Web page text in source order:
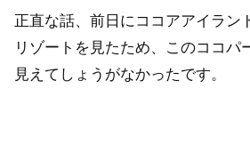
正直な話、前日にココアアイラン
リゾートを見たため、このココパ
見えてしょうがなかったです。